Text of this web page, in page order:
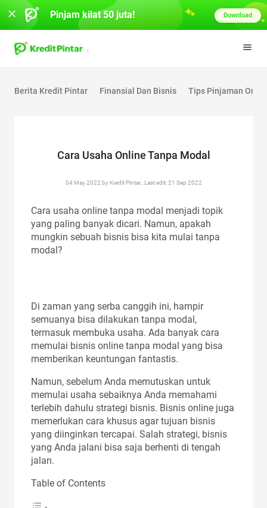
Berita Kredit Pintar Finansial Dan Bisnis Tips Pinjaman
Cara Usaha Online Tanpa Modal
04 May 2022 by Kredit Pintar., Last edit: 21 Sep 2022
Cara usaha online tanpa modal menjadi topik
yang paling banyak dicari. Namun, apakah
mungkin sebuah bisnis bisa kita mulai tanpa
modal?
Di zaman yang serba canggih ini, hampir
semuanya bisa dilakukan tanpa modal,
termasuk membuka usaha. Ada banyak cara
memulai bisnis online tanpa modal yang bisa
memberikan keuntungan fantastis.
Namun, sebelum Anda memutuskan untuk
memulai usaha sebaiknya Anda memahami
terlebih dahulu strategi bisnis. Bisnis online juga
memerlukan cara khusus agar tujuan bisnis
yang diinginkan tercapai. Salah strategi, bisnis
yang Anda jalani bisa saja berhenti di tengah
jalan.
Table of Contents
Pinjam kilat 50 juta! Download